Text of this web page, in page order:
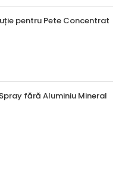
pentru Pete Concentrat
fără Aluminiu Mineral